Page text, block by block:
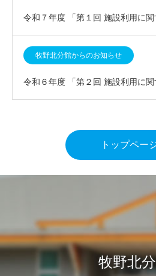
令和７年度 「第１回 施設利用に
結果について
牧野北分館からのお知らせ
令和６年度 「第２回 施設利用に
トップペー
牧野北